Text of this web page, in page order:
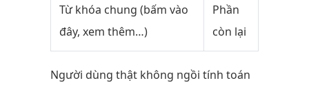
Từ khóa chung (bấm vào
đây, xem thêm…)
Phần
còn lại
Người dùng thật không ngồi tính toán